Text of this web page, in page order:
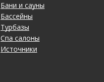
Бани и сауны
Бассейны
Турбазы
Спа салоны
Источники